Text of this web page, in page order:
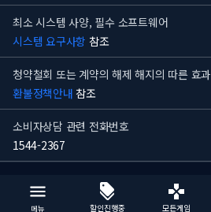
최소 시스템 사양, 필수 소프트웨어
시스템 요구사항 참조
청약철회 또는 계약의 해제 해지의 따른 효과
환불정책안내 참조
소비자상담 관련 전화번호
1544-2367
메뉴 할인진행중 모든게임